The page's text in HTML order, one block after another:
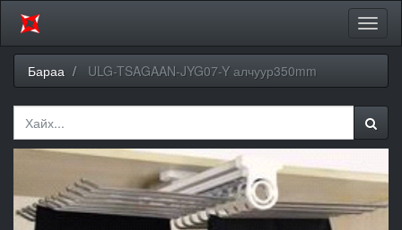
Бараа
ULG-TSAGAAN-JYG07-Y алчуур350mm